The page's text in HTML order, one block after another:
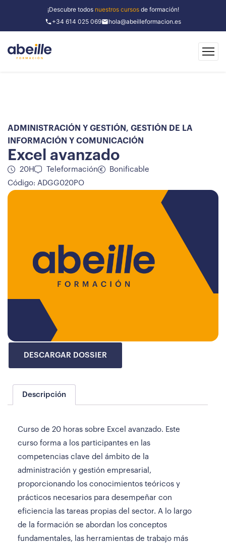
¡Descubre todos nuestros cursosde formación!
+34 614 025 069
hola@abeilleformacion.es
ADMINISTRACIÓN Y GESTIÓN , GESTIÓN DE LA
INFORMACIÓN Y COMUNICACIÓN
Excel avanzado
20H Teleformación
Bonificable
Código: ADGG020PO
DESCARGAR DOSSIER
Descripción
Curso de 20 horas sobre Excel avanzado. Este
curso forma a los participantes en las
competencias clave del ámbito de la
administración y gestión empresarial,
proporcionando los conocimientos teóricos y
prácticos necesarios para desempeñar con
eficiencia las tareas propias del sector. A lo largo
de la formación se abordan los conceptos
fundamentales, las herramientas de trabajo más